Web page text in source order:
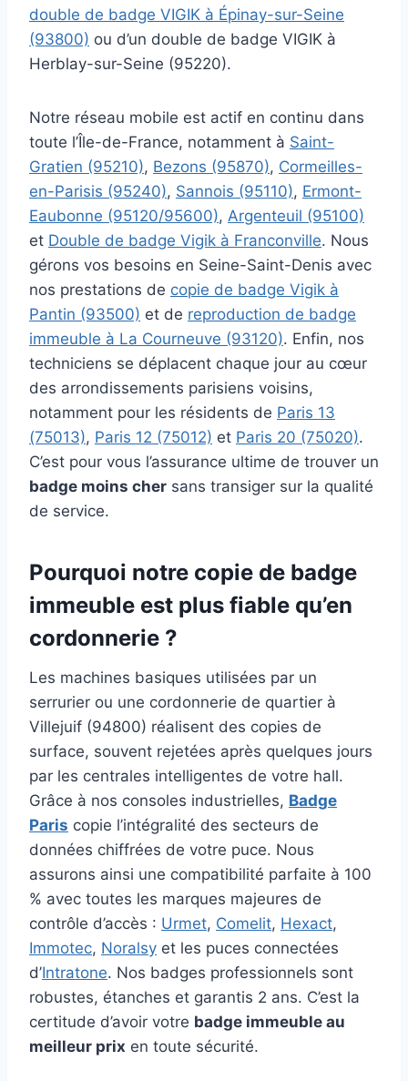
double de badge VIGIK à Épinay-sur-Seine
(93800) ou d’un double de badge VIGIK à
Herblay-sur-Seine (95220).
Notre réseau mobile est actif en continu dans
toute l’Île-de-France, notamment à Saint-
Gratien (95210), Bezons (95870), Cormeilles-
en-Parisis (95240), Sannois (95110), Ermont-
Eaubonne (95120/95600), Argenteuil (95100)
et Double de badge Vigik à Franconville. Nous
gérons vos besoins en Seine-Saint-Denis avec
nos prestations de copie de badge Vigik à
Pantin (93500) et de reproduction de badge
immeuble à La Courneuve (93120). Enfin, nos
techniciens se déplacent chaque jour au cœur
des arrondissements parisiens voisins,
notamment pour les résidents de Paris 13
(75013), Paris 12 (75012) et Paris 20 (75020).
C’est pour vous l’assurance ultime de trouver un
badge moins cher sans transiger sur la qualité
de service.
Pourquoi notre copie de badge
immeuble est plus fiable qu’en
cordonnerie ?
Les machines basiques utilisées par un
serrurier ou une cordonnerie de quartier à
Villejuif (94800) réalisent des copies de
surface, souvent rejetées après quelques jours
par les centrales intelligentes de votre hall.
Grâce à nos consoles industrielles, Badge
Paris copie l’intégralité des secteurs de
données chiffrées de votre puce. Nous
assurons ainsi une compatibilité parfaite à 100
% avec toutes les marques majeures de
contrôle d’accès : Urmet, Comelit, Hexact,
Immotec, Noralsy et les puces connectées
d’Intratone. Nos badges professionnels sont
robustes, étanches et garantis 2 ans. C’est la
certitude d’avoir votre badge immeuble au
meilleur prix en toute sécurité.